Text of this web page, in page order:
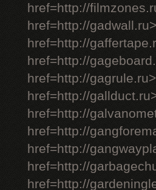
href=http://
href=http://
href=http://
href=http://
href=http://
href=http://
href=http://
href=http://
href=http://
href=http://
href=http://